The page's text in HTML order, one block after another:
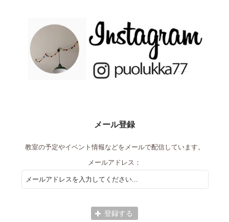
メール登録
教室の予定やイベント情報などをメールで配信しています。
メールアドレス：